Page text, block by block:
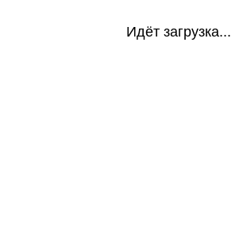
Идёт загрузка...